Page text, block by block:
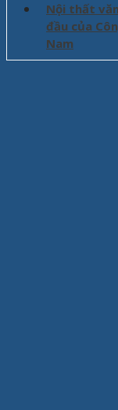
Nội thất
đầu của
Nam